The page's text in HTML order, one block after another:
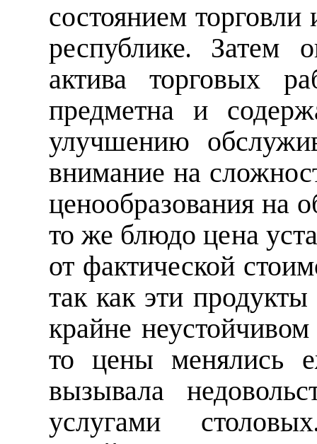
состоянием
республике. Затем
актива торговых
предметна и
улучшению
внимание на
ценообразования на
то же блюдо цена
от фактической
так как эти
крайне
то цены менялись
вызывала
услугами